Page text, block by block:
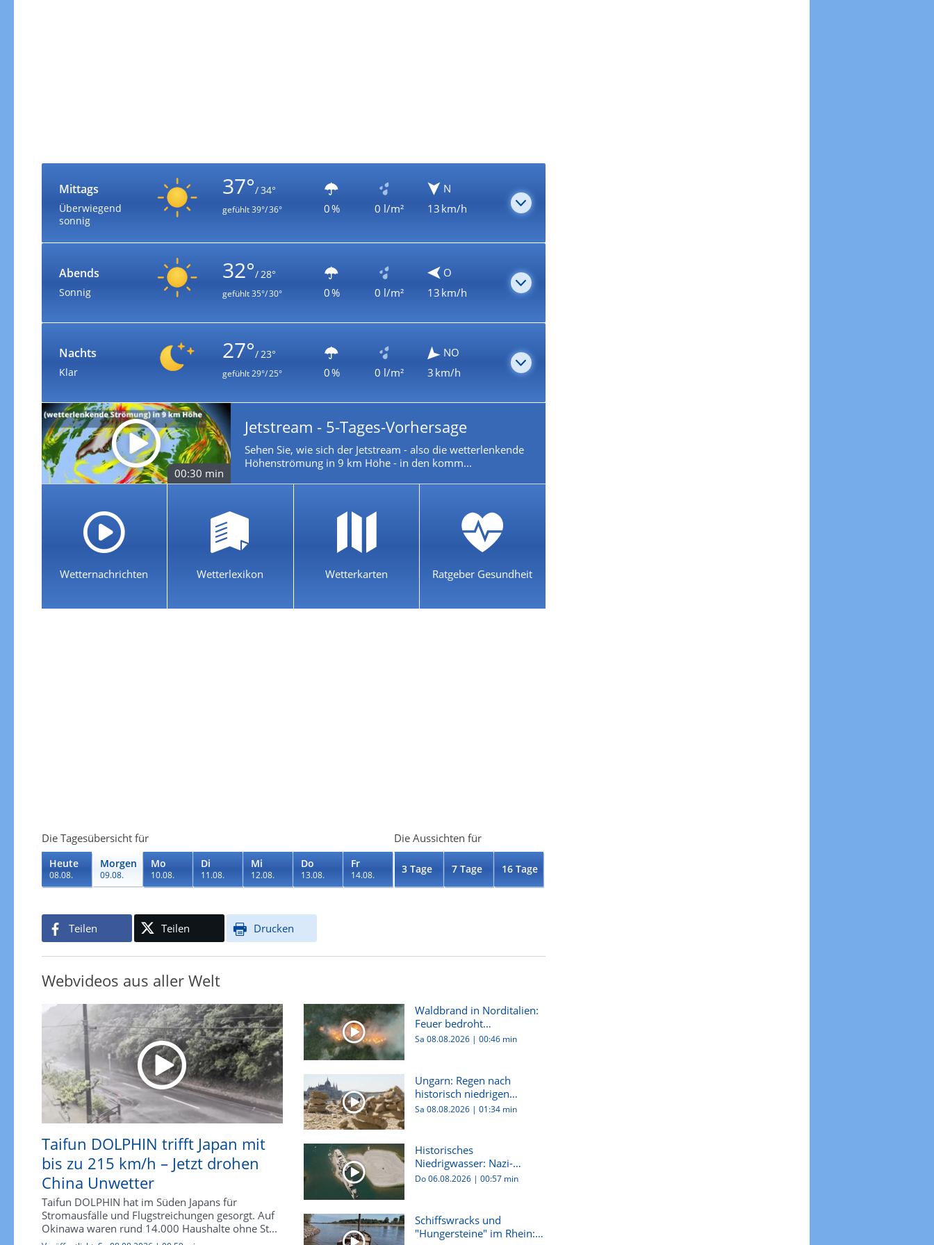
Mittags
Überwiegend
sonnig
37°/ 34°
gefühlt39°/ 36° 0 % 0 l/m²
N
13 km/h
Abends
Sonnig
32°/ 28°
gefühlt35°/ 30° 0 % 0 l/m²
O
13 km/h
Nachts
Klar
27°/ 23°
gefühlt29°/ 25° 0 % 0 l/m²
NO
3 km/h
00:30 min
Jetstream - 5-Tages-Vorhersage
Sehen Sie, wie sich der Jetstream - also die wetterlenkende
Höhenströmung in 9 km Höhe - in den komm...
Wetternachrichten Wetterlexikon Wetterkarten Ratgeber Gesundheit
Die Tagesübersicht für
Heute
08.08.
Morgen
09.08.
Mo
10.08.
Di
11.08.
Mi
12.08.
Do
13.08.
Fr
14.08.
Die Aussichten für
3 Tage 7 Tage 16 Tage
Teilen Teilen Drucken
Webvideos aus aller Welt
Taifun DOLPHIN trifft Japan mit
bis zu 215 km/h – Jetzt drohen
China Unwetter
Taifun DOLPHIN hat im Süden Japans für
Stromausfälle und Flugstreichungen gesorgt. Auf
Okinawa waren rund 14.000 Haushalte ohne St...
Waldbrand in Norditalien:
Feuer bedroht
Wohnhäuser...
Sa 08.08.2026 |00:46 min
Ungarn: Regen nach
historisch niedrigen
Wasserstän...
Sa 08.08.2026 |01:34 min
Historisches
Niedrigwasser: Nazi-
Wracks tauchen au...
Do 06.08.2026 |00:57 min
Schiffswracks und
"Hungersteine" im Rhein: